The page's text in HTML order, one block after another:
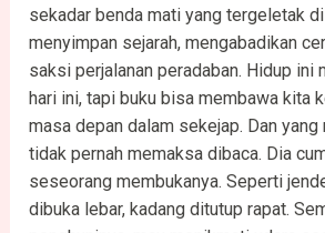
sekadar benda mati yang tergeletak
menyimpan sejarah, mengabadikan
saksi perjalanan peradaban. Hidup ini
hari ini, tapi buku bisa membawa kita
masa depan dalam sekejap. Dan yang
tidak pernah memaksa dibaca. Dia
seseorang membukanya. Seperti
dibuka lebar, kadang ditutup rapat.